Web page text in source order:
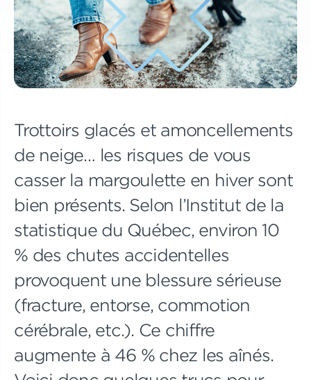
Trottoirs glacés et amoncellements
de neige… les risques de vous
casser la margoulette en hiver sont
bien présents. Selon l’Institut de la
statistique du Québec, environ 10
% des chutes accidentelles
provoquent une blessure sérieuse
(fracture, entorse, commotion
cérébrale, etc.). Ce chiffre
augmente à 46 % chez les aînés.